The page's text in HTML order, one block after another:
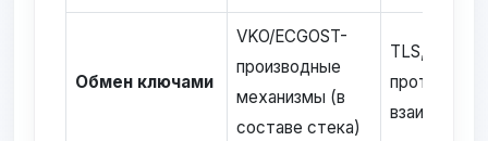
Обмен ключами
VKO/ECGOST-
производные
механизмы (в
составе стека)
TLS, CMS,
протоколы